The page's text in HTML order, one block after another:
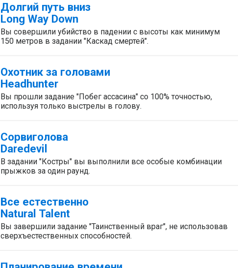
Долгий путь вниз
Long Way Down
Вы совершили убийство в падении с высоты как минимум
150 метров в задании "Каскад смертей".
Охотник за головами
Headhunter
Вы прошли задание "Побег ассасина" со 100% точностью,
используя только выстрелы в голову.
Сорвиголова
Daredevil
В задании "Костры" вы выполнили все особые комбинации
прыжков за один раунд.
Все естественно
Natural Talent
Вы завершили задание "Таинственный враг", не использовав
сверхъестественных способностей.